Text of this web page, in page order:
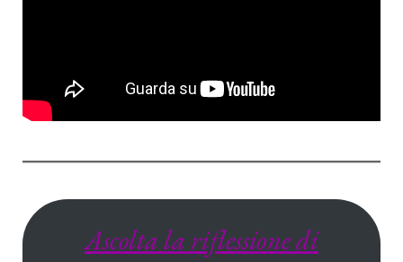
Ascolta la riflessione di